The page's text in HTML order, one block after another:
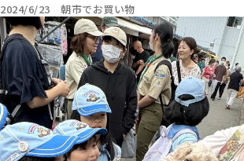
2024/6/23 朝市でお買い物